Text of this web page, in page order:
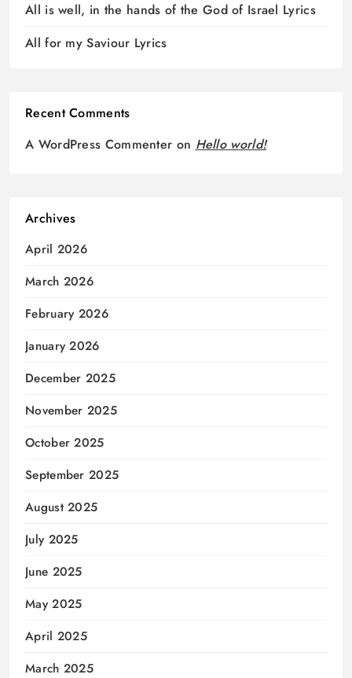
All is well, in the hands of the God of Israel Lyrics
All for my Saviour Lyrics
Recent Comments
A WordPress Commenter on Hello world!
Archives
April 2026
March 2026
February 2026
January 2026
December 2025
November 2025
October 2025
September 2025
August 2025
July 2025
June 2025
May 2025
April 2025
March 2025